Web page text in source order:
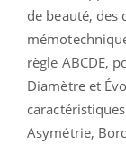
de beauté,
règle ABCDE,
Diamètre et
Asymétrie,